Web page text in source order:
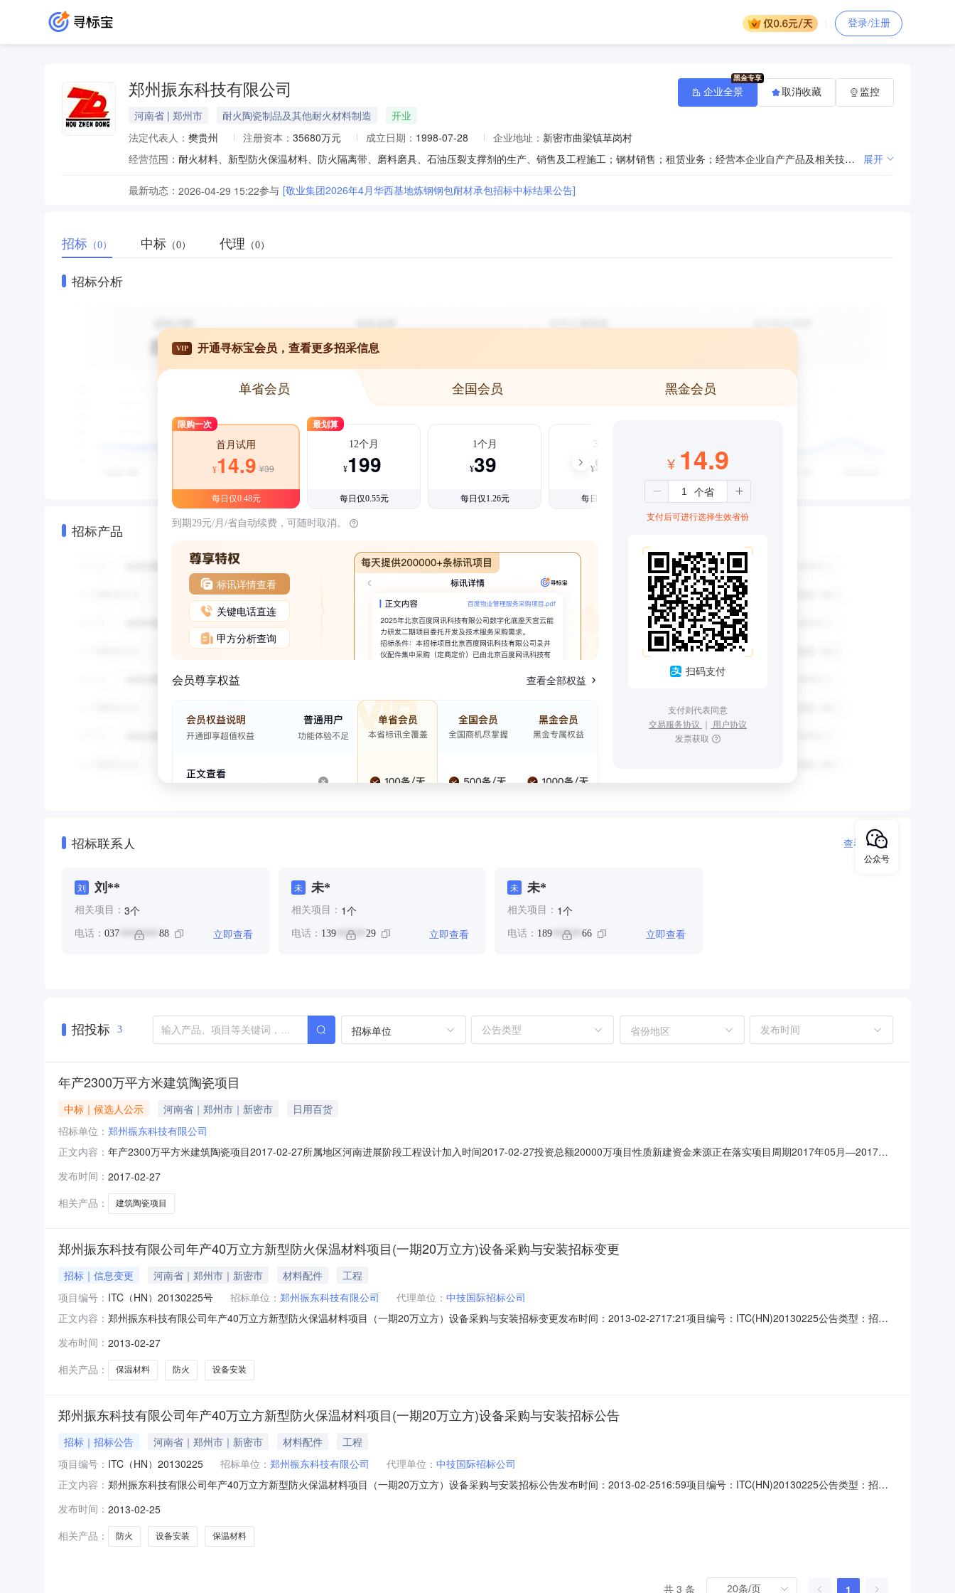
登录/注册
郑州振东科技有限公司
河南省 | 郑州市 耐火陶瓷制品及其他耐火材料制造
开业
法定代表人： 樊贵州 注册资本： 35680万元 成立日期： 1998-07-28 企业地址： 新密市曲梁镇草岗村
经营范围：
耐火材料、新型防火保温材料、防火隔离带、磨料磨具、石油压裂支撑剂的生产、销售及工程施工；钢材销售；租赁业务；经营本企业自产产品及相关技术的出口业务；经营本企业生产、科研所需的原辅材料、仪器仪表、机械设备、零配件及相关技术的进口业务（国家限定公司经营和国家禁止进出口的商品及技术除外）；冶炼工程施工专业承包；窑炉工程专业承包；工业建筑工程施工；土建基础建筑工程；钢结构工程施工；经营进料加工和“三来一补”业务。（涉及许可经营项目，应取得相关部门许可后方可经营） 展开
最新动态： 2026-04-29 15:22参与 [敬业集团2026年4月华西基地炼钢钢包耐材承包招标中标结果公告]
企业全景 取消收藏 监控
招标 （0） 中标 （0） 代理 （0）
招标分析
招标产品
VIP 开通寻标宝会员，查看更多招采信息
单省会员 全国会员 黑金会员
限购一次
首月试用
¥14.9 ¥39
每日仅0.48元
最划算
12个月
¥199
每日仅0.55元
1个月
¥39
每日仅1.26元
3个月
¥99
每日仅1.08元
到期29元/月/省自动续费，可随时取消。
标讯详情查看
关键电话直连
甲方分析查询
会员尊享权益 查看全部权益
¥ 14.9
支付后可进行选择生效省份
扫码支付
支付则代表同意
交易服务协议 ｜ 用户协议
发票获取
招标联系人 查看更多
刘 刘**
相关项目： 3个
电话： 037 ******** 88 立即查看
未 未*
相关项目： 1个
电话： 139****** 29 立即查看
未 未*
相关项目： 1个
电话： 189 ****** 66 立即查看
招投标 3 招标单位 省份地区
年产2300万平方米建筑陶瓷项目
中标｜候选人公示 河南省｜郑州市｜新密市
日用百货
招标单位： 郑州振东科技有限公司
正文内容： 年产2300万平方米建筑陶瓷项目2017-02-27所属地区河南进展阶段工程设计加入时间2017-02-27投资总额20000万项目性质新建资金来源正在落实项目周期2017年05月—2017年
设施、照明设施、通风设施、暖通设施。（仅供参考）项目简介：项目位于河南省郑州市新密市曲梁镇，一项工业发展,拟建年产2300万平方米建筑陶瓷,包括：厂房，仓
发布时间： 2017-02-27
相关产品：
建筑陶瓷项目
郑州振东科技有限公司年产40万立方新型防火保温材料项目(一期20万立方)设备采购与安装招标变更
招标｜信息变更 河南省｜郑州市｜新密市 材料配件
工程
项目编号： ITC（HN）20130225号 招标单位： 郑州振东科技有限公司 代理单位： 中技国际招标公司
正文内容： 郑州振东科技有限公司年产40万立方新型防火保温材料项目（一期20万立方）设备采购与安装招标变更发布时间：2013-02-2717:21项目编号：ITC(HN)20130225公告类型：招标
水泥炉窑;招标编号:ITC(HN)20130225号中技国际招标公司受郑州振东科技有限公司的委托，就郑州振东科技有限公司年产40万立方新型防火保温材料项目（一期20
发布时间： 2013-02-27
相关产品：
保温材料 防火 设备安装
郑州振东科技有限公司年产40万立方新型防火保温材料项目(一期20万立方)设备采购与安装招标公告
招标｜招标公告 河南省｜郑州市｜新密市 材料配件
工程
项目编号： ITC（HN）20130225 招标单位： 郑州振东科技有限公司 代理单位： 中技国际招标公司
正文内容： 郑州振东科技有限公司年产40万立方新型防火保温材料项目（一期20万立方）设备采购与安装招标公告发布时间：2013-02-2516:59项目编号：ITC(HN)20130225公告类型：招标
碎设备;保温隔热材料;水泥炉窑;中技国际招标公司受郑州振东科技有限公司委托，对下述货物进行国内公开招标采购。现邀请合格的投标人前来投标。1．招标编号：
发布时间： 2013-02-25
相关产品：
防火 设备安装 保温材料
共 3 条 1
公众号